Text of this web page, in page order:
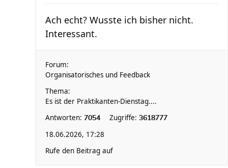
Ach echt? Wusste ich bisher nicht.
Interessant.
Forum:
Organisatorisches und Feedback
Thema:
Es ist der Praktikanten-Dienstag....
Antworten: 7054 Zugriffe: 3618777
18.06.2026, 17:28
Rufe den Beitrag auf